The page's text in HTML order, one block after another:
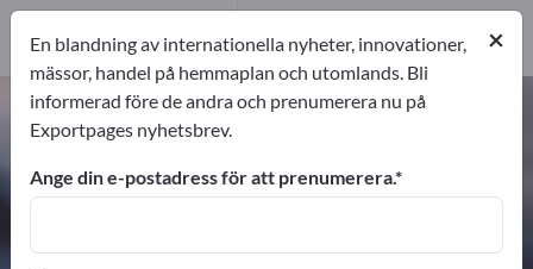
Epoxiharts – hitta tillverkare och
leverantörer
Tillverkare2
Distributörer
×
En blandning av internationella nyheter, innovationer,
mässor, handel på hemmaplan och utomlands. Bli
informerad före de andra och prenumerera nu på
Exportpages nyhetsbrev.
Ange din e-postadress för att prenumerera.